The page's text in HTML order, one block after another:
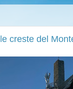
creste del